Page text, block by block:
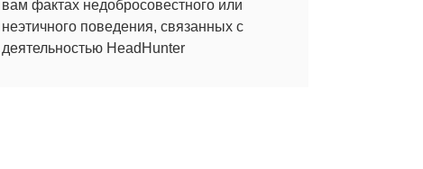
вам фактах недобросовестного или
неэтичного поведения, связанных с
деятельностью HeadHunter